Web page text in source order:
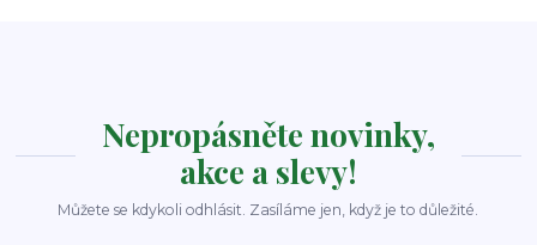
Nepropásněte novinky,
akce a slevy!
Můžete se kdykoli odhlásit. Zasíláme jen, když je to důležité.